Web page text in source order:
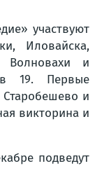
участвуют
Иловайска,
Волновахи и
19. Первые
и
викторина и
подведут